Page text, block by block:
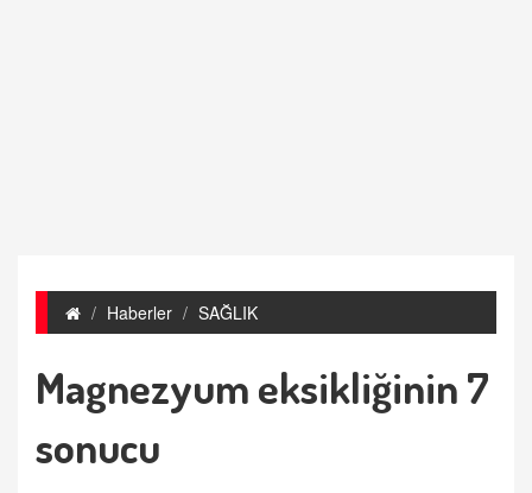
Haberler SAĞLIK
Magnezyum eksikliğinin 7
sonucu